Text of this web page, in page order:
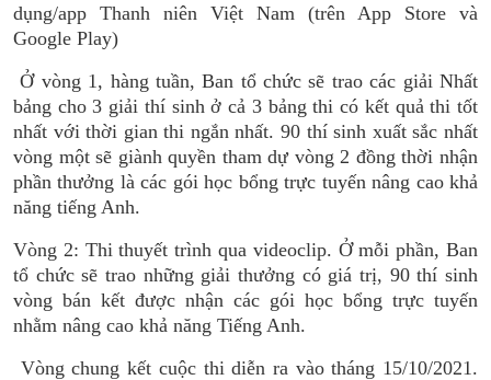
dụng/app Thanh niên Việt Nam (trên App Store và
Google Play)
Ở vòng 1, hàng tuần, Ban tổ chức sẽ trao các giải Nhất
bảng cho 3 giải thí sinh ở cả 3 bảng thi có kết quả thi tốt
nhất với thời gian thi ngắn nhất. 90 thí sinh xuất sắc nhất
vòng một sẽ giành quyền tham dự vòng 2 đồng thời nhận
phần thưởng là các gói học bổng trực tuyến nâng cao khả
năng tiếng Anh.
Vòng 2: Thi thuyết trình qua videoclip. Ở mỗi phần, Ban
tổ chức sẽ trao những giải thưởng có giá trị, 90 thí sinh
vòng bán kết được nhận các gói học bổng trực tuyến
nhằm nâng cao khả năng Tiếng Anh.
Vòng chung kết cuộc thi diễn ra vào tháng 15/10/2021.